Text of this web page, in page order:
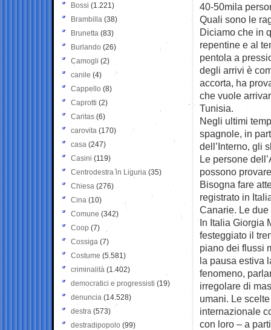
40-50mila
Quali sono le
Diciamo che in
repentine e al
pentola a
degli arrivi è
accorta, ha
che vuole
Tunisia.
Negli ultimi
spagnole, in
dell’Interno, gli
Le persone
possono
Bisogna fare
registrato in
Canarie. Le
In Italia Giorgia
festeggiato il
piano dei flussi
la pausa estiva
fenomeno,
irregolare di
umani. Le
internazionale
con loro – a
Bossi (1.221)
Brambilla (38)
Brunetta (83)
Burlando (26)
Camogli (2)
canile (4)
Cappello (8)
Caprotti (2)
Caritas (6)
carovita (170)
casa (247)
Casini (119)
Centrodestra in Liguria (35)
Chiesa (276)
Cina (10)
Comune (342)
Coop (7)
Cossiga (7)
Costume (5.581)
criminalità (1.402)
democratici e progressisti (19)
denuncia (14.528)
destra (573)
destradipopolo (99)